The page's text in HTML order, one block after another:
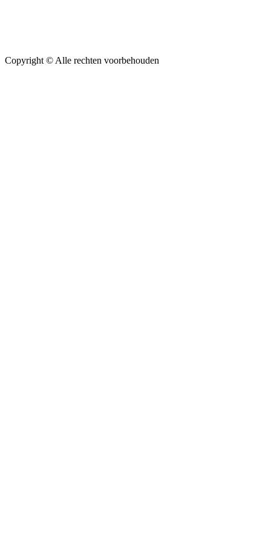
Copyright © Alle rechten voorbehouden